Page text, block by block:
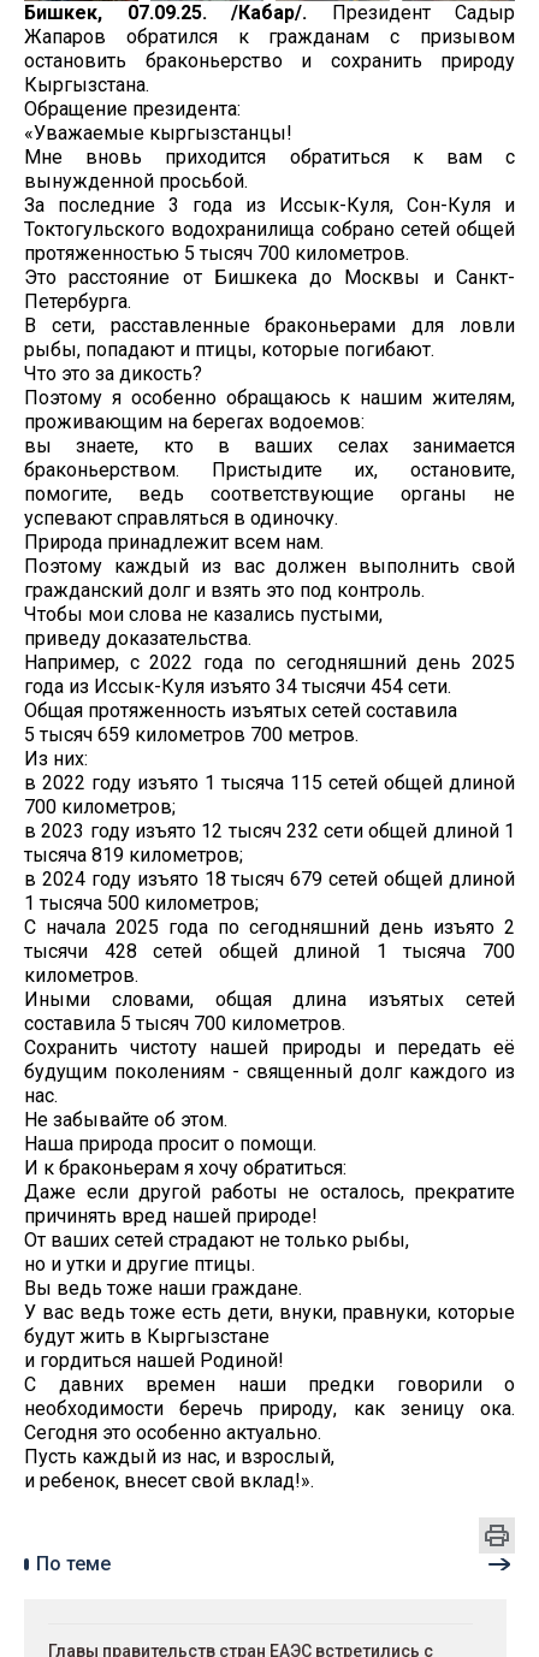
Бишкек, 07.09.25. /Кабар/. Президент Садыр
Жапаров обратился к гражданам с призывом
остановить браконьерство и сохранить природу
Кыргызстана.
Обращение президента:
«Уважаемые кыргызстанцы!
Мне вновь приходится обратиться к вам с
вынужденной просьбой.
За последние 3 года из Иссык-Куля, Сон-Куля и
Токтогульского водохранилища собрано сетей общей
протяженностью 5 тысяч 700 километров.
Это расстояние от Бишкека до Москвы и Санкт-
Петербурга.
В сети, расставленные браконьерами для ловли
рыбы, попадают и птицы, которые погибают.
Что это за дикость?
Поэтому я особенно обращаюсь к нашим жителям,
проживающим на берегах водоемов:
вы знаете, кто в ваших селах занимается
браконьерством. Пристыдите их, остановите,
помогите, ведь соответствующие органы не
успевают справляться в одиночку.
Природа принадлежит всем нам.
Поэтому каждый из вас должен выполнить свой
гражданский долг и взять это под контроль.
Чтобы мои слова не казались пустыми,
приведу доказательства.
Например, с 2022 года по сегодняшний день 2025
года из Иссык-Куля изъято 34 тысячи 454 сети.
Общая протяженность изъятых сетей составила
5 тысяч 659 километров 700 метров.
Из них:
в 2022 году изъято 1 тысяча 115 сетей общей длиной
700 километров;
в 2023 году изъято 12 тысяч 232 сети общей длиной 1
тысяча 819 километров;
в 2024 году изъято 18 тысяч 679 сетей общей длиной
1 тысяча 500 километров;
С начала 2025 года по сегодняшний день изъято 2
тысячи 428 сетей общей длиной 1 тысяча 700
километров.
Иными словами, общая длина изъятых сетей
составила 5 тысяч 700 километров.
Сохранить чистоту нашей природы и передать её
будущим поколениям - священный долг каждого из
нас.
Не забывайте об этом.
Наша природа просит о помощи.
И к браконьерам я хочу обратиться:
Даже если другой работы не осталось, прекратите
причинять вред нашей природе!
От ваших сетей страдают не только рыбы,
но и утки и другие птицы.
Вы ведь тоже наши граждане.
У вас ведь тоже есть дети, внуки, правнуки, которые
будут жить в Кыргызстане
и гордиться нашей Родиной!
С давних времен наши предки говорили о
необходимости беречь природу, как зеницу ока.
Сегодня это особенно актуально.
Пусть каждый из нас, и взрослый,
и ребенок, внесет свой вклад!».
По теме
Главы правительств стран ЕАЭС встретились с